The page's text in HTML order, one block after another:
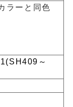
ラーと同色
～